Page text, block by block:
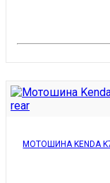
МОТОШИНА KENDA